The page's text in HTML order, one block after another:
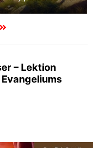
– Lektion